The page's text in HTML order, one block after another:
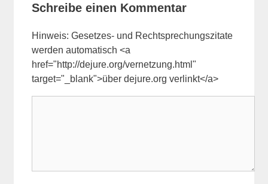
Schreibe einen Kommentar
Hinweis: Gesetzes- und Rechtsprechungszitate
werden automatisch <a
href="http://dejure.org/vernetzung.html"
target="_blank">über dejure.org verlinkt</a>